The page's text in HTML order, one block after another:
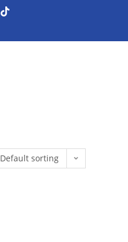
Default sorting